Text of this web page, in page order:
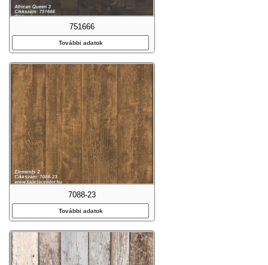
751666
További adatok
7088-23
További adatok